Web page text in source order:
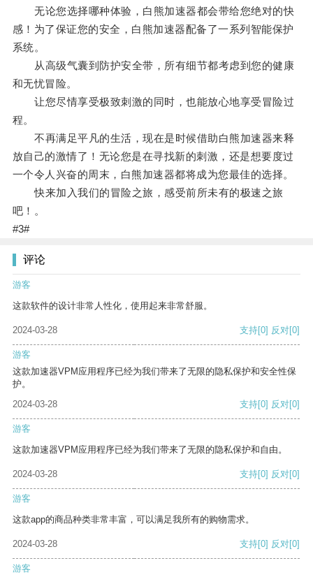
无论您选择哪种体验，白熊加速器都会带给您绝对的快
感！为了保证您的安全，白熊加速器配备了一系列智能保护
系统。
从高级气囊到防护安全带，所有细节都考虑到您的健康
和无忧冒险。
让您尽情享受极致刺激的同时，也能放心地享受冒险过
程。
不再满足平凡的生活，现在是时候借助白熊加速器来释
放自己的激情了！无论您是在寻找新的刺激，还是想要度过
一个令人兴奋的周末，白熊加速器都将成为您最佳的选择。
快来加入我们的冒险之旅，感受前所未有的极速之旅
吧！。
#3#
评论
游客
这款软件的设计非常人性化，使用起来非常舒服。
2024-03-28 支持[0] 反对[0]
游客
这款加速器VPM应用程序已经为我们带来了无限的隐私保护和安全性保
护。
2024-03-28
支持[0] 反对[0]
游客
这款加速器VPM应用程序已经为我们带来了无限的隐私保护和自由。
2024-03-28 支持[0] 反对[0]
游客
这款app的商品种类非常丰富，可以满足我所有的购物需求。
2024-03-28 支持[0] 反对[0]
游客